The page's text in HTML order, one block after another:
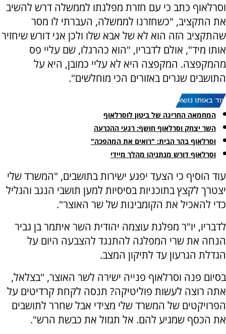
וסרלאוף כתב כי עם חזרת מפלגתו לממשלה דרש להשיב
את התקציב, "כשחזרנו לממשלה, העברתי לו מסר
שהתקציב הזה הוא לא של אבא שלו ולכן אני דורש שיחזיר
אותו מיד", אולם לדבריו, "הוא כהרגלו, שם עליי פס
מהמקפצה. המקפצה היא לא עליי כמובן, היא על
התושבים שגרים באזורים הכי מוחלשים".
עוד באותו נושא:
המחמאה החריגה של ביטון לוסרלאוף
השר יצחק וסרלאוף חושף: רגעי ההכרעה
וסרלאוף בהר הבית: "רואים את המהפכה"
וסרלאוף דורש מנתניהו מהלך מיידי
עוד הוסיף כי הצעד יפגע ישירות בתושבים, "המשרד שלי
יצטרך לקצץ בתוכניות בסיסיות למען תושבי הנגב והגליל
כדי להאכיל את הקומבינות של שר האוצר".
לדבריו, יו"ר מפלגת עוצמה יהודית השר איתמר בן גביר
הנחה את שרי המפלגה להתנגד להצבעה היום על
הגדלת הגרעון עד לתיקון המצב.
בסיום פנה וסרלאוף פנייה ישירה לשר האוצר, "בצלאל,
אתה רוצה לעשות פוליטיקה? תנסה לקחת קרדיטים על
הפרויקטים של המשרד שלי מצידי אבל שחרר לתושבים
את הכסף שמגיע להם. אל תגזול את כבשת הרש".